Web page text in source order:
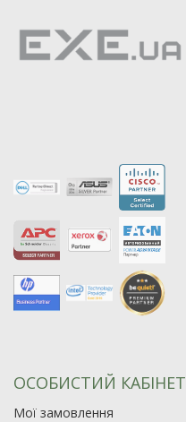
90
19
ОСОБИСТИЙ КАБІНЕТ
Мої замовлення